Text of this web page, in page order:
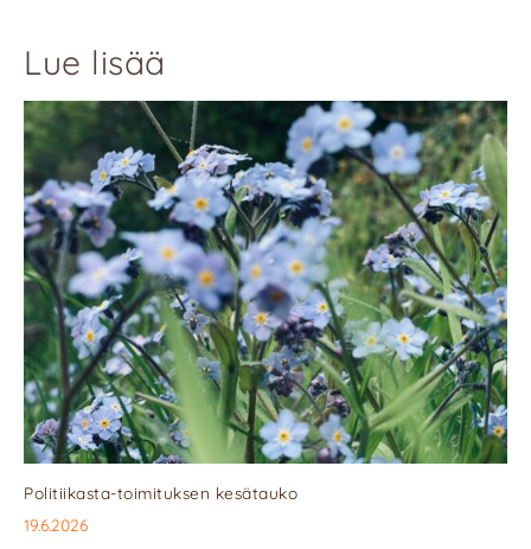
Lue lisää
Politiikasta-toimituksen kesätauko
19.6.2026